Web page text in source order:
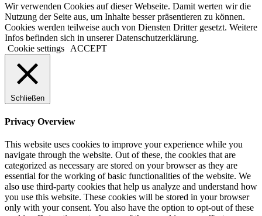
Wir verwenden Cookies auf dieser Webseite. Damit werten wir die
Nutzung der Seite aus, um Inhalte besser präsentieren zu können.
Cookies werden teilweise auch von Diensten Dritter gesetzt. Weitere
Infos befinden sich in unserer Datenschutzerklärung.
Cookie settings
ACCEPT
Schließen
Privacy Overview
This website uses cookies to improve your experience while you
navigate through the website. Out of these, the cookies that are
categorized as necessary are stored on your browser as they are
essential for the working of basic functionalities of the website. We
also use third-party cookies that help us analyze and understand how
you use this website. These cookies will be stored in your browser
only with your consent. You also have the option to opt-out of these